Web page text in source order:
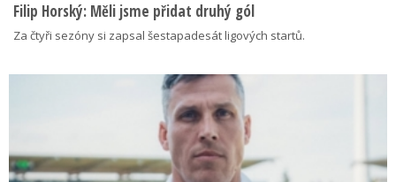
Filip Horský: Měli jsme přidat druhý gól
Za čtyři sezóny si zapsal šestapadesát ligových startů.